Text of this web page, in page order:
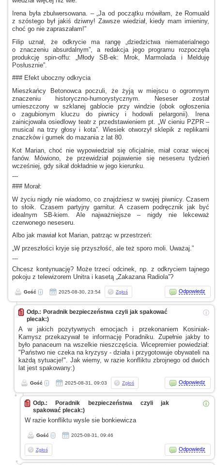
Irena była zbulwersowana. – „Ja od początku mówiłam, że Romuald
z szóstegobył jakiś dziwny! Zawsze wiedział, kiedy mam imieniny,
choć go nie zapraszałam!”
Filip uznał, że odkrycie ma rangę „dziedzictwa niematerialnego
o znaczeniuabsurdalnym”, a redakcjajego programu rozpoczęła
produkcję spin-offu: „Młody SB-ek: Mrok, Marmolada i Melduję
Posłusznie”.
### Efekt uboczny odkrycia
Mieszkańcy Betonowca poczuli, że żyją w miejscu o ogromnym
znaczeniu historyczno-humorystycznym. Neseser został
umieszczonyw szklanej gablocie przy windzie (obok ogłoszenia
o zagubionym kluczu do piwnicy i hodowli pelargonii). Irena
zainicjowała osiedlowy teatrz przedstawieniem pt. „W cieniu PZPR –
musical na trzy głosyi kota”. Wiesiek otworzył sklepik z replikami
znaczkówi gumek do mazaniaz lat 80.
Kot Marian, choć nie wypowiedział się oficjalnie, miał coraz więcej
fanów. Mówiono, że przewidział pojawienie się neseseru tydzień
wcześniej, gdy sikał dokładniew jego kierunku.
---
### Morał:
W życiunigdy nie wiadomo, co znajdzieszw swojej piwnicy. Czasem
to słoik. Czasem partyjny garnitur. A czasem podręcznik jak być
idealnym SB-kiem. Ale najważniejsze – nigdy nie lekceważ
czerwonego neseseru.
Albo jak mawiał kot Marian, patrzącw przestrzeń:
„W przeszłości kryje się przyszłość, ale też sporo moli. Uważaj.”
---
Chcesz kontynuację? Może trzeci odcinek, np. z odkryciem tajnego
pokojuz telewizorem Unitrai kasetą „Zakazana Radiola”?
Gość 2025-08-30, 23:54 Zgłoś Odpowiedz
ⓘ
Odp.: Poradnik bezpieczeństwa czyli jak spakować
plecak:)
A w jakichpozytywnych emocjachi przekonaniem Kosiniak-
Kamysz przekazywał te informację Poradniku. Zupełnie jakby to
było panaceum na wszelkie nieszczęścia. Wicepremier powiedział:
"Państwo nie czeka na kryzysy - działa i przygotowujeobywateli na
każdą sytuacje!". Jak wiemy,w razie konfliktu zbrojnego od dwóch
lat jest spakowany:)
Gość 2025-08-31, 09:03 Zgłoś Odpowiedz
ⓘ
Odp.: Poradnik bezpieczeństwa czyli jak
spakować plecak:)
W raziekonfliktu wysle sie bonkiewicza
Gość 2025-08-31, 09:46
Zgłoś Odpowiedz